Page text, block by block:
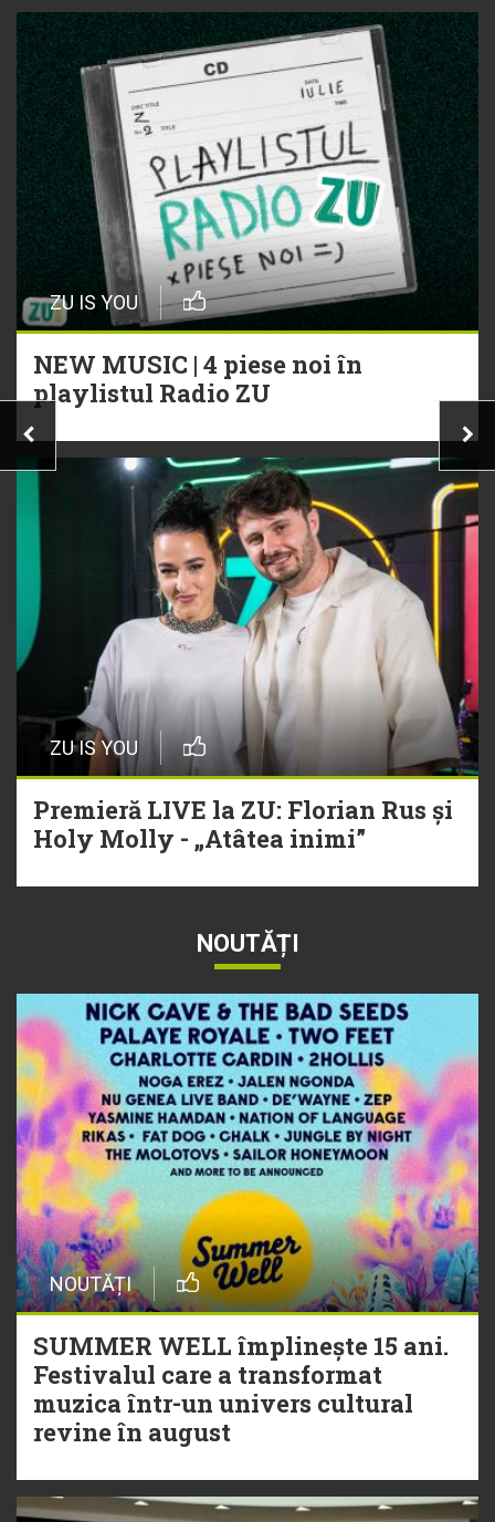
ZU IS YOU
NEW MUSIC | 4 piese noi în
playlistul Radio ZU
ZU IS YOU
Premieră LIVE la ZU: Florian Rus și
Holy Molly - „Atâtea inimi”
NOUTĂȚI
NOUTĂȚI
SUMMER WELL împlinește 15 ani.
Festivalul care a transformat
muzica într-un univers cultural
revine în august